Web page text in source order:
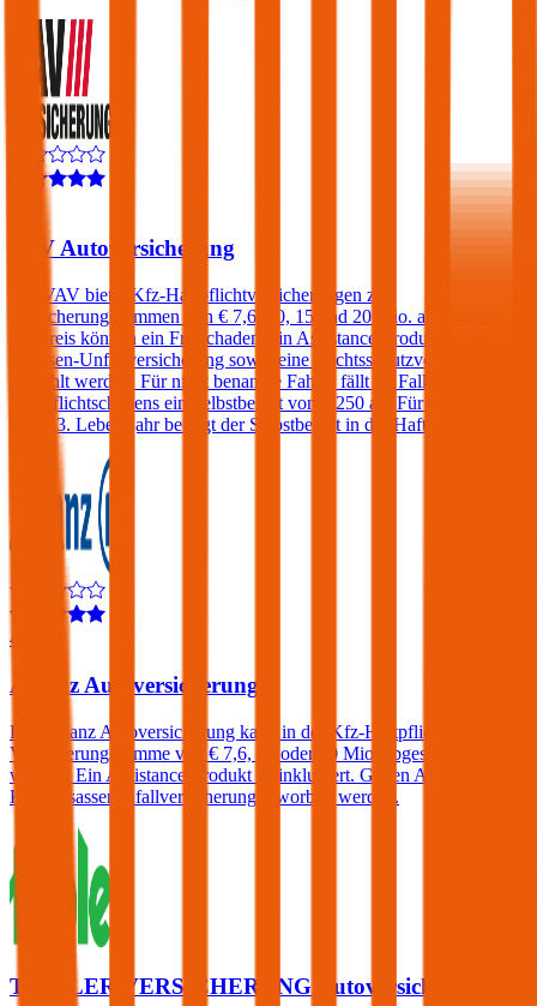
VAV Autoversicherung
Die VAV bietet Kfz-Haftpflichtversicherungen zu
Versicherungssummen von € 7,6, 10, 15 und 20 Mio. an. Gegen
Aufpreis können ein Freischaden, ein Assistance-Produkt, eine
Insassen-Unfallversicherung sowie eine Rechtsschutzversicherung
gewählt werden. Für nicht benannte Fahrer fällt im Falle eines
Haftpflichtschadens ein Selbstbehalt von € 250 an. Für Fahrer unter
dem 23. Lebensjahr beträgt der Selbstbehalt in der Haftpflicht 400€.
4,3
Allianz Autoversicherung
Die Allianz Autoversicherung kann in der Kfz-Haftpflicht mit einer
Versicherungssumme von € 7,6, 15 oder 30 Mio. abgeschlossen
werden. Ein Assistance-Produkt ist inkludiert. Gegen Aufpreis eine
KFZ-Insassenunfallversicherung erworben werden.
TIROLER VERSICHERUNG Autoversicherung